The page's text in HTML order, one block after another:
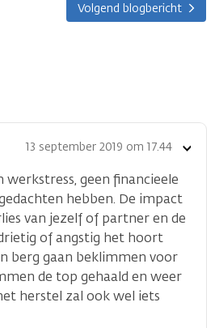
Volgend blogbericht
13 september 2019 om 17.44
geen financieele
hebben. De impact
van jezelf of partner en de
of angstig het hoort
berg gaan beklimmen voor
de top gehaald en weer
herstel zal ook wel iets
Toon